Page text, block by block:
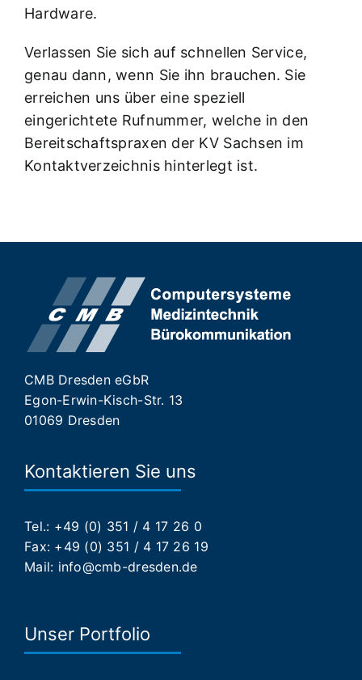
Hardware.
Verlassen Sie sich auf schnellen Service,
genau dann, wenn Sie ihn brauchen. Sie
erreichen uns über eine speziell
eingerichtete Rufnummer, welche in den
Bereitschaftspraxen der KV Sachsen im
Kontaktverzeichnis hinterlegt ist.
CMB Dresden eGbR
Egon-Erwin-Kisch-Str. 13
01069 Dresden
Kontaktieren Sie uns
Tel.: +49 (0) 351 / 4 17 26 0
Fax: +49 (0) 351 / 4 17 26 19
Mail: info@cmb-dresden.de
Unser Portfolio